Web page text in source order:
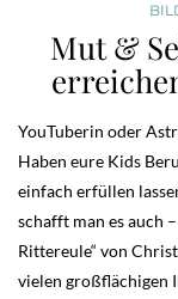
Mut &
YouTuberin oder
Haben eure Kids
einfach erfüllen
schafft man es auch
Rittereule“ von
vielen großflächigen